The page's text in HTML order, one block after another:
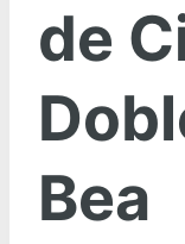
de
Bea